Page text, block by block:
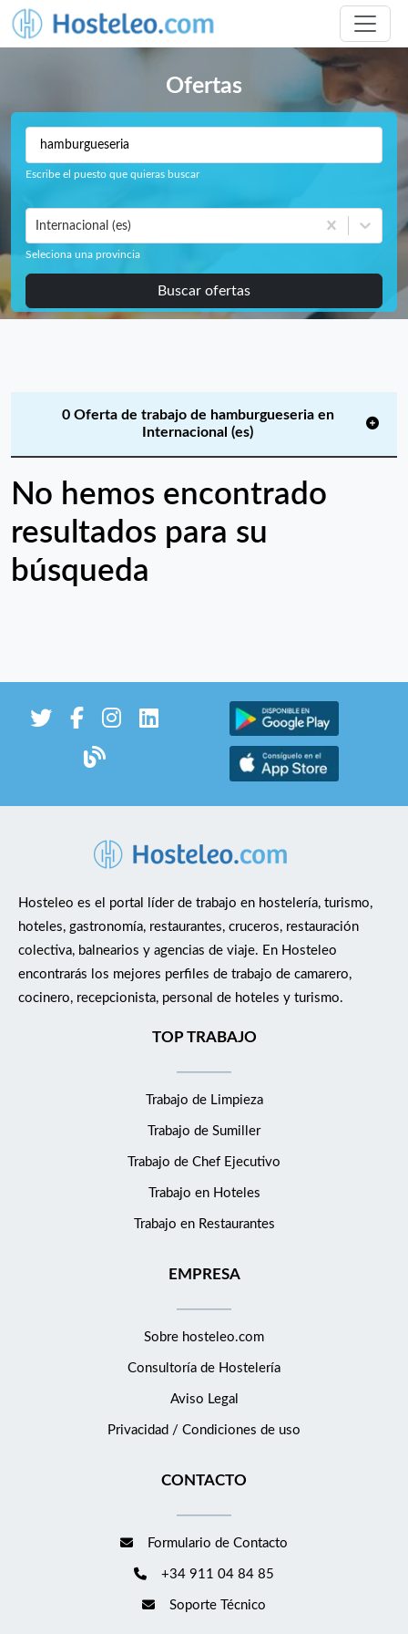
Ofertas
Escribe el puesto que quieras buscar
Internacional (es)
Seleciona una provincia
Buscar ofertas
0 Oferta de trabajo de hamburgueseria en
Internacional (es)
No hemos encontrado
resultados para su
búsqueda
Hosteleo es el portal líder de trabajo en hostelería, turismo,
hoteles, gastronomía, restaurantes, cruceros, restauración
colectiva, balnearios y agencias de viaje. En Hosteleo
encontrarás los mejores perfiles de trabajo de camarero,
cocinero, recepcionista, personal de hoteles y turismo.
TOP TRABAJO
Trabajo de Limpieza
Trabajo de Sumiller
Trabajo de Chef Ejecutivo
Trabajo en Hoteles
Trabajo en Restaurantes
EMPRESA
Sobre hosteleo.com
Consultoría de Hostelería
Aviso Legal
Privacidad / Condiciones de uso
CONTACTO
Formulario de Contacto
+34 911 04 84 85
Soporte Técnico